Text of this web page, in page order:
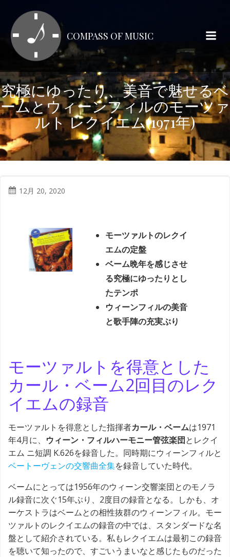
テ
ン
へ
ス
キ
ッ
プ
COMPASS OF MUSIC
究極にゆったり、美音で魅せるベ
ームとウィーンフィルのモーツァ
ルト レクイエム(1971年)
12月 20, 2020
モーツァルトのレクイ
エムの定盤
ベーム晩年を感じさせ
る究極にゆったりとし
たテンポ
ウィーンフィルの美音
と歌手陣の充実ぶり
モーツァルトを得意とした
カール・ベーム2回目のレク
イエムの録音
モーツァルトを得意とした指揮者カール・ベームは1971
年4月に、 ウィーン・フィルハーモニー管弦楽団とレクイ
エム ニ短調 K.626を録音した。同時期にウィーンフィルと
ベートーヴェンの交響曲全集を録音していた時代。
ベームにとっては1956年のウィーン交響楽団とのモノラ
ル録音に次ぐ15年ぶり、2度目の録音となる。しかも、オ
ーケストラはベームとの相性抜群のウィーンフィル。モー
ツァルトのレクイエムの録音の中では、スタンダードな名
盤として紹介されている。私もレクイエムは最初この録音
を聴いて知ったので、すごいうまいなと感じたものだった